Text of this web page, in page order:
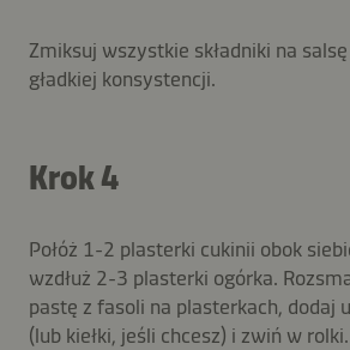
Zmiksuj wszystkie składniki na
gładkiej konsystencji.
Krok 4
Połóż 1-2 plasterki cukinii obok
wzdłuż 2-3 plasterki ogórka.
pastę z fasoli na plasterkach, dodaj
(lub kiełki, jeśli chcesz) i zwiń w rolki.